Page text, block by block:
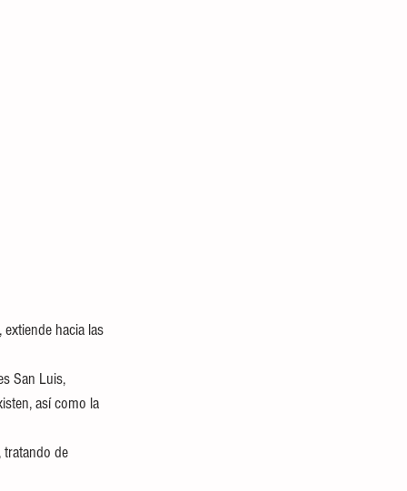
extiende hacia las
San Luis,
así como la
tratando de